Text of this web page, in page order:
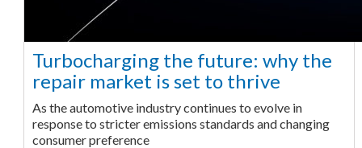
Turbocharging the future: why the
repair market is set to thrive
As the automotive industry continues to evolve in
response to stricter emissions standards and changing
consumer preference